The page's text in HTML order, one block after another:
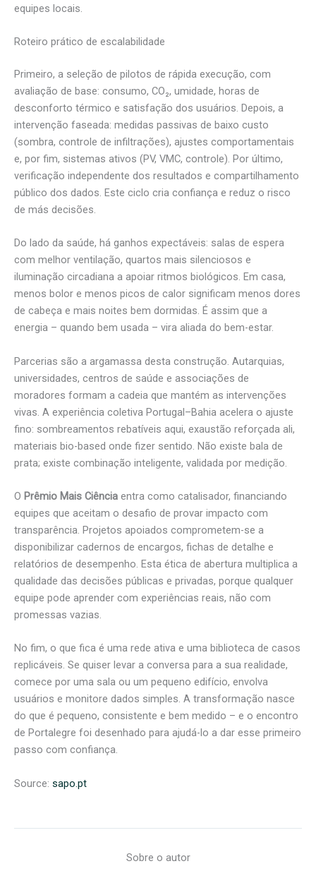
equipes locais.
Roteiro prático de escalabilidade
Primeiro, a seleção de pilotos de rápida execução, com
avaliação de base: consumo, CO₂, umidade, horas de
desconforto térmico e satisfação dos usuários. Depois, a
intervenção faseada: medidas passivas de baixo custo
(sombra, controle de infiltrações), ajustes comportamentais
e, por fim, sistemas ativos (PV, VMC, controle). Por último,
verificação independente dos resultados e compartilhamento
público dos dados. Este ciclo cria confiança e reduz o risco
de más decisões.
Do lado da saúde, há ganhos expectáveis: salas de espera
com melhor ventilação, quartos mais silenciosos e
iluminação circadiana a apoiar ritmos biológicos. Em casa,
menos bolor e menos picos de calor significam menos dores
de cabeça e mais noites bem dormidas. É assim que a
energia – quando bem usada – vira aliada do bem-estar.
Parcerias são a argamassa desta construção. Autarquias,
universidades, centros de saúde e associações de
moradores formam a cadeia que mantém as intervenções
vivas. A experiência coletiva Portugal–Bahia acelera o ajuste
fino: sombreamentos rebatíveis aqui, exaustão reforçada ali,
materiais bio-based onde fizer sentido. Não existe bala de
prata; existe combinação inteligente, validada por medição.
O Prêmio Mais Ciência entra como catalisador, financiando
equipes que aceitam o desafio de provar impacto com
transparência. Projetos apoiados comprometem-se a
disponibilizar cadernos de encargos, fichas de detalhe e
relatórios de desempenho. Esta ética de abertura multiplica a
qualidade das decisões públicas e privadas, porque qualquer
equipe pode aprender com experiências reais, não com
promessas vazias.
No fim, o que fica é uma rede ativa e uma biblioteca de casos
replicáveis. Se quiser levar a conversa para a sua realidade,
comece por uma sala ou um pequeno edifício, envolva
usuários e monitore dados simples. A transformação nasce
do que é pequeno, consistente e bem medido – e o encontro
de Portalegre foi desenhado para ajudá-lo a dar esse primeiro
passo com confiança.
Source: sapo.pt
Sobre o autor